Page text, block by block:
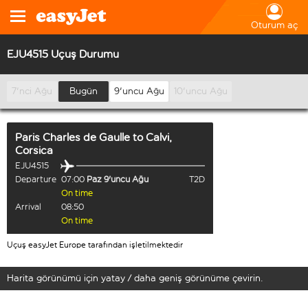
Oturum aç
EJU4515 Uçuş Durumu
7'nci Ağu Bugün 9'uncu Ağu 10'uncu Ağu
Paris Charles de Gaulle toCalvi,
Corsica
EJU4515
Departure 07:00 Paz 9'uncu Ağu
T2D
On time
Arrival
08:50
On time
Uçuş easyJet Europe tarafından işletilmektedir
Harita görünümü için yatay / daha geniş görünüme çevirin.